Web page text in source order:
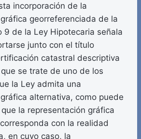
incorporación de la
georreferenciada de la
9 de la Ley Hipotecaria señala
junto con el título
catastral descriptiva
se trate de uno de los
la Ley admita una
alternativa, como puede
la representación gráfica
con la realidad
en cuyo caso, la